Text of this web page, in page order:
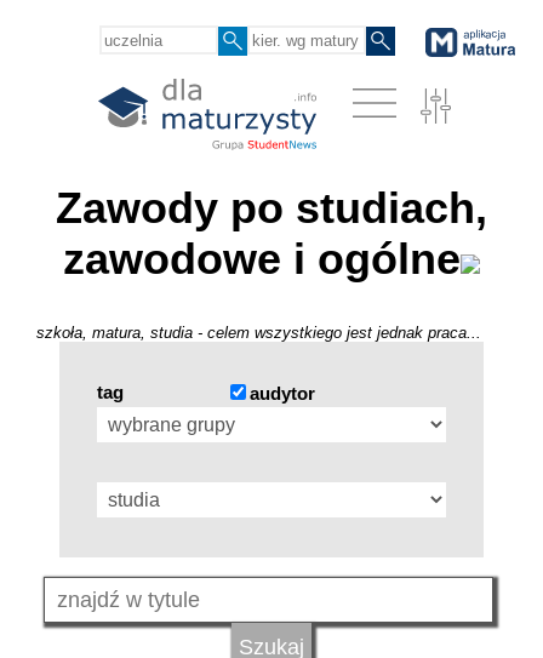
Zawody po studiach,
zawodowe i ogólne
szkoła, matura, studia - celem wszystkiego jest jednak praca...
tag audytor